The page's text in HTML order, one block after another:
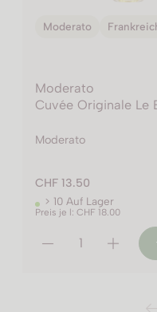
Moderato
Moderato
Cuvée Originale Le
Moderato
CHF 13.50
> 10 Auf Lager
Preis je l: CHF 18.00